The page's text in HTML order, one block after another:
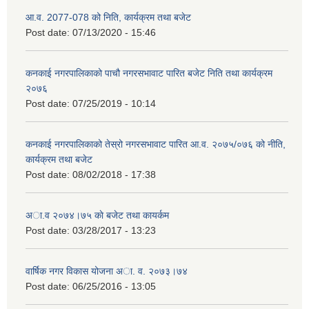
आ.व. 2077-078 को निति, कार्यक्रम तथा बजेट
Post date: 07/13/2020 - 15:46
कनकाई नगरपालिकाको पाचौ नगरसभावाट पारित बजेट निति तथा कार्यक्रम
२०७६
Post date: 07/25/2019 - 10:14
कनकाई नगरपालिकाको तेस्रो नगरसभावाट पारित आ.व. २०७५/०७६ को नीति,
कार्यक्रम तथा बजेट
Post date: 08/02/2018 - 17:38
अा.व २०७४।७५ काे बजेट तथा कायर्कम
Post date: 03/28/2017 - 13:23
वार्षिक नगर विकास योजना अा. व. २०७३।७४
Post date: 06/25/2016 - 13:05